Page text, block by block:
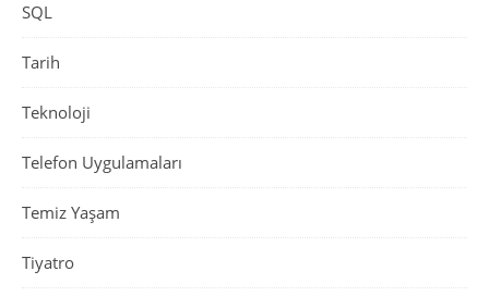
SQL
Tarih
Teknoloji
Telefon Uygulamaları
Temiz Yaşam
Tiyatro